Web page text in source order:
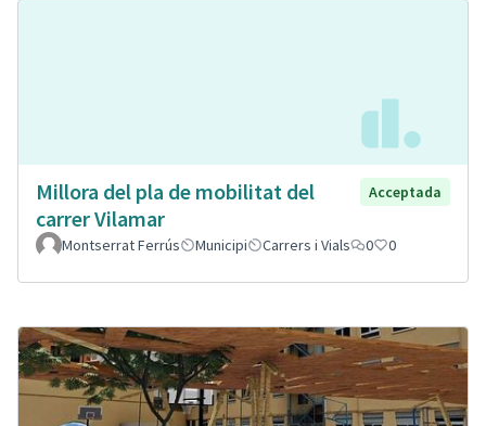
Millora del pla de mobilitat del
carrer Vilamar
Acceptada
Montserrat Ferrús Municipi Carrers i Vials 0 0